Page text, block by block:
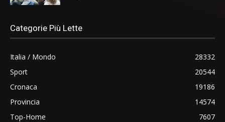
Categorie Più Lette
Italia / Mondo
28332
Sport
20544
Cronaca
19186
Provincia
14574
Top-Home
7607